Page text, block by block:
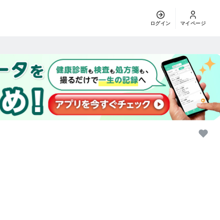
ログイン マイページ